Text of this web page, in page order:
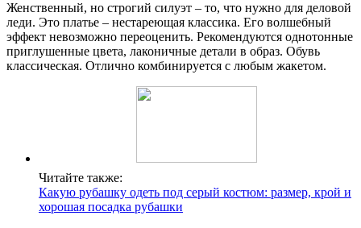
Женственный, но строгий силуэт – то, что нужно для деловой
леди. Это платье – нестареющая классика. Его волшебный
эффект невозможно переоценить. Рекомендуются однотонные
приглушенные цвета, лаконичные детали в образ. Обувь
классическая. Отлично комбинируется с любым жакетом.
Читайте также:
Какую рубашку одеть под серый костюм: размер, крой и
хорошая посадка рубашки